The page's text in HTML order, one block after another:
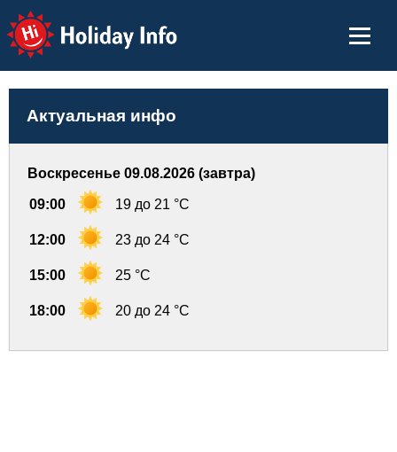
Holiday Info
Актуальная инфо
Воскресенье 09.08.2026 (завтра)
09:00 19 до 21 °C
12:00 23 до 24 °C
15:00 25 °C
18:00 20 до 24 °C